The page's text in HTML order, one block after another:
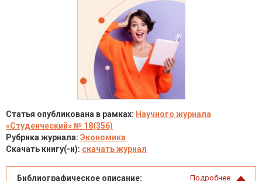
Статья опубликована в рамках: Научного журнала
«Студенческий» № 18(356)
Рубрика журнала: Экономика
Скачать книгу(-и): скачать журнал
Библиографическое описание: Подробнее